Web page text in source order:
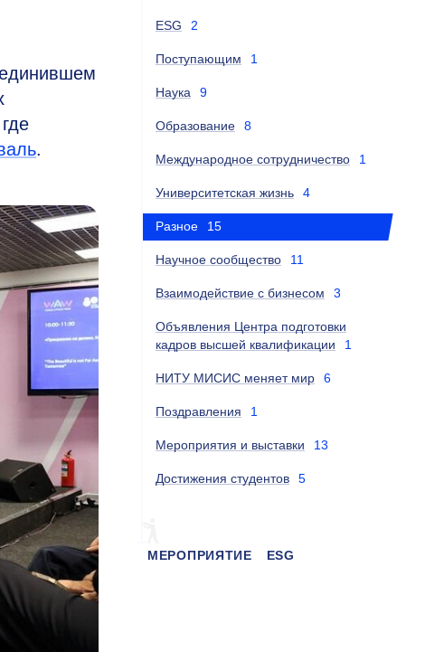
.
ESG 2
Поступающим 1
Наука 9
Образование 8
Международное сотрудничество 1
Университетская жизнь 4
Разное 15
Научное сообщество 11
Взаимодействие с бизнесом 3
Объявления Центра подготовки
кадров высшей квалификации
1
НИТУ МИСИС меняет мир 6
Поздравления 1
Мероприятия и выставки 13
Достижения студентов 5
МЕРОПРИЯТИЕ ESG